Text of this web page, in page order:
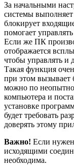
За начальными
системы
блокирует
помогает
Если же ПК
отображается
чтобы управлять
Такая функция
при этом вызывает
можно по
компьютера и
установке
будет требовать
доверять этому
Важно! Если
исходящими
необходима.